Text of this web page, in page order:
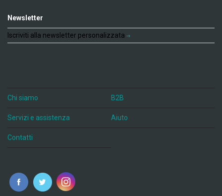
Newsletter
Iscriviti alla newsletter personalizzata
Chi siamo B2B
Servizi e assistenza Aiuto
Contatti